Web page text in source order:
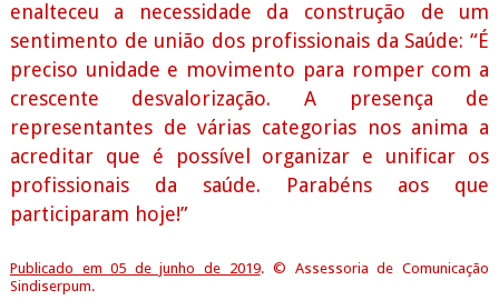
enalteceu a necessidade da construção de um
sentimento de união dos profissionais da Saúde: “É
preciso unidade e movimento para romper com a
crescente desvalorização. A presença de
representantes de várias categorias nos anima a
acreditar que é possível organizar e unificar os
profissionais da saúde. Parabéns aos que
participaram hoje!”
Publicado em 05 de junho de 2019. © Assessoria de Comunicação
Sindiserpum.